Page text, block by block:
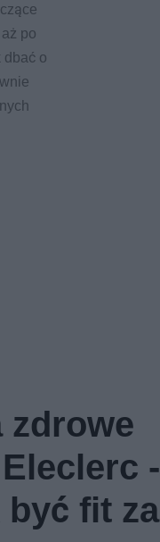
po
dbać o
zdrowe
-
fit za